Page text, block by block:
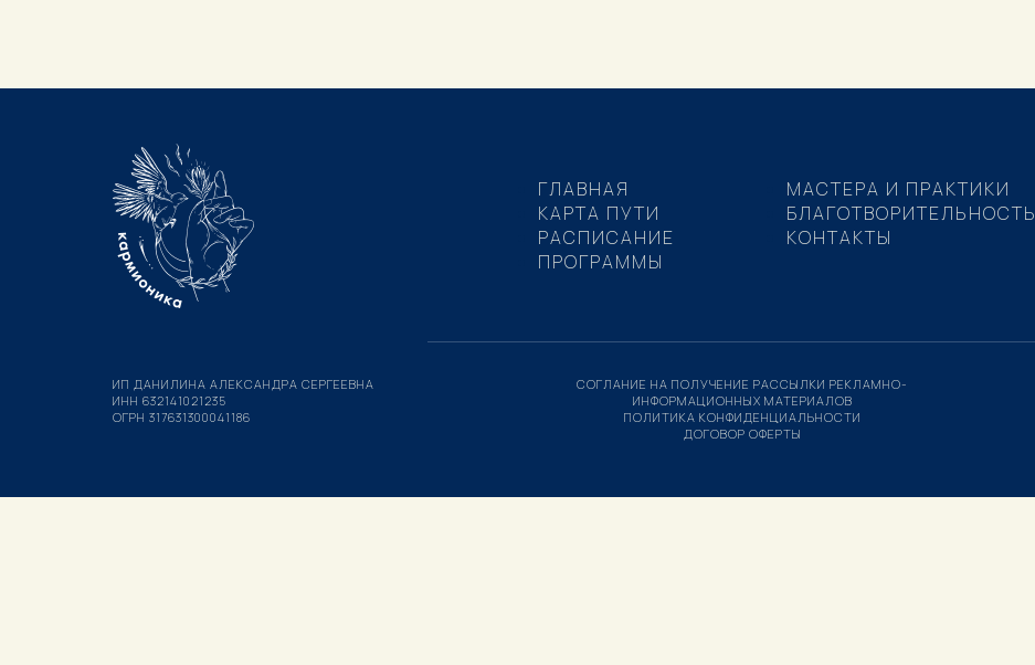
ГЛАВНАЯ
КАРТА ПУТИ
РАСПИСАНИЕ
ПРОГРАММЫ
МАСТЕРА И ПРАКТИКИ
БЛАГОТВОРИТЕЛЬНОСТЬ
КОНТАКТЫ
ИП ДАНИЛИНА АЛЕКСАНДРА СЕРГЕЕВНА
ИНН 632141021235
ОГРН 317631300041186
СОГЛАНИЕ НА ПОЛУЧЕНИЕ РАССЫЛКИ РЕКЛАМНО-
ИНФОРМАЦИОННЫХ МАТЕРИАЛОВ
ПОЛИТИКА КОНФИДЕНЦИАЛЬНОСТИ
ДОГОВОР ОФЕРТЫ